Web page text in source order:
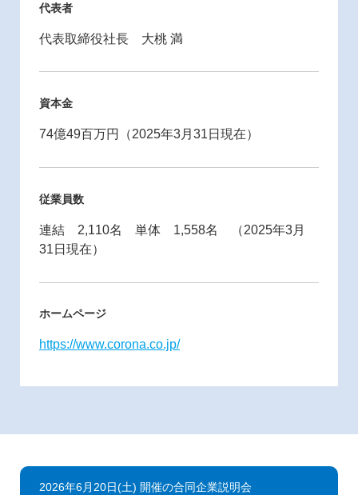
代表者
代表取締役社長 大桃 満
資本金
74億49百万円（2025年3月31日現在）
従業員数
連結 2,110名 単体 1,558名 （2025年3月
31日現在）
ホームページ
https://www.corona.co.jp/
2026年6月20日(土) 開催の合同企業説明会